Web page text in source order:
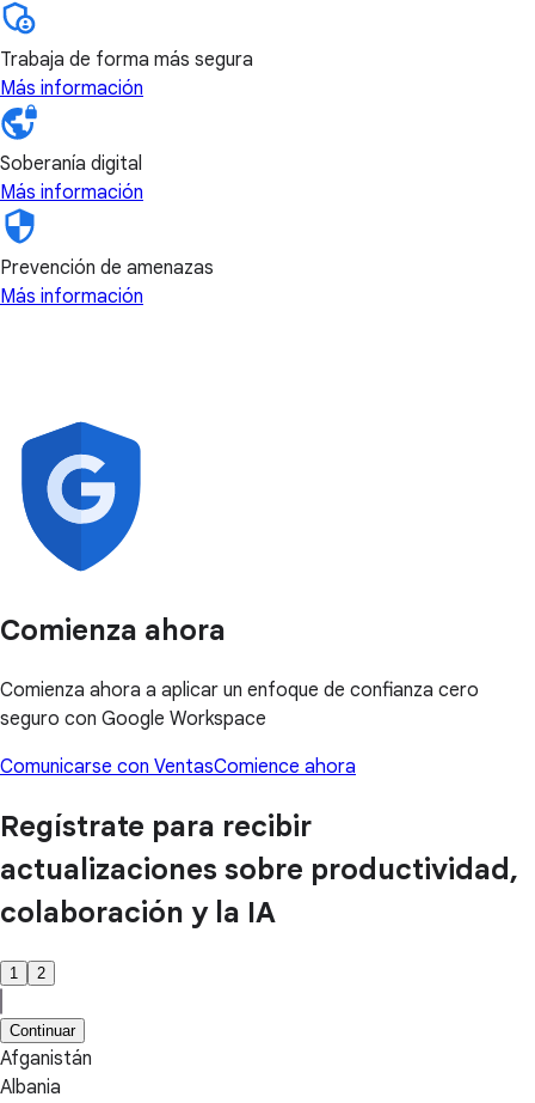
Trabaja de forma más segura
Más información
Soberanía digital
Más información
Prevención de amenazas
Más información
Comienza ahora
Comienza ahora a aplicar un enfoque de confianza cero
seguro con Google Workspace
Comunicarse con VentasComience ahora
Regístrate para recibir
actualizaciones sobre productividad,
colaboración y la IA
1 2
Continuar
Afganistán
Albania